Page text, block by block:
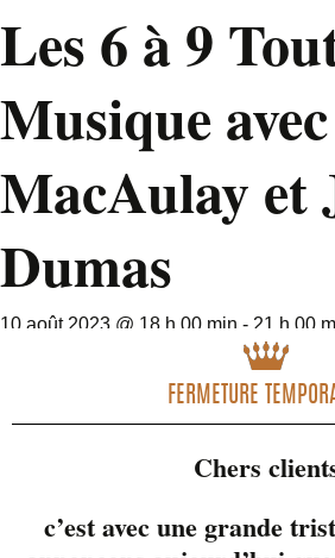
Les 6 à 9
Musique
MacAulay et
Dumas
10 août 2023 @ 18 h 00 min - 21 h 00
FERMETURE
Chers
c’est avec une grande